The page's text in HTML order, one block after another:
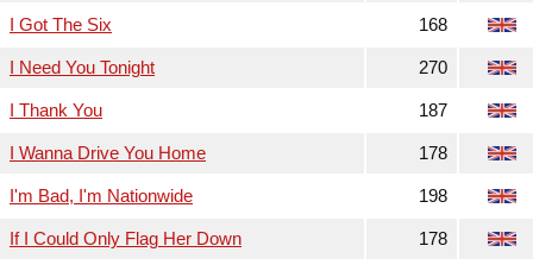
I Got The Six 168
I Need You Tonight 270
I Thank You 187
I Wanna Drive You Home 178
I'm Bad, I'm Nationwide 198
If I Could Only Flag Her Down 178